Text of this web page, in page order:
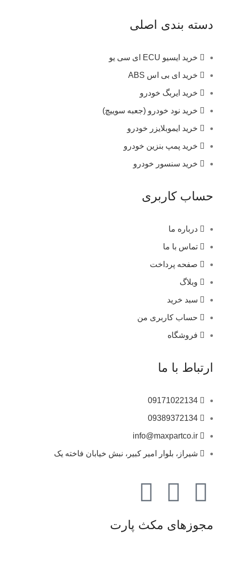
دسته بندی اصلی
خرید ایسیو ECU ای سی یو
خرید ای بی اس ABS
خرید ایربگ خودرو
خرید نود خودرو (جعبه سوییچ)
خرید ایموبلایزر خودرو
خرید پمپ بنزین خودرو
خرید سنسور خودرو
حساب کاربری
درباره ما
تماس با ما
صفحه پرداخت
وبلاگ
سبد خرید
حساب کاربری من
فروشگاه
ارتباط با ما
09171022134
09389372134
info@maxpartco.ir
شیراز، بلوار امیر کبیر، نبش خیابان فاخته یک
مجوزهای مکث پارت